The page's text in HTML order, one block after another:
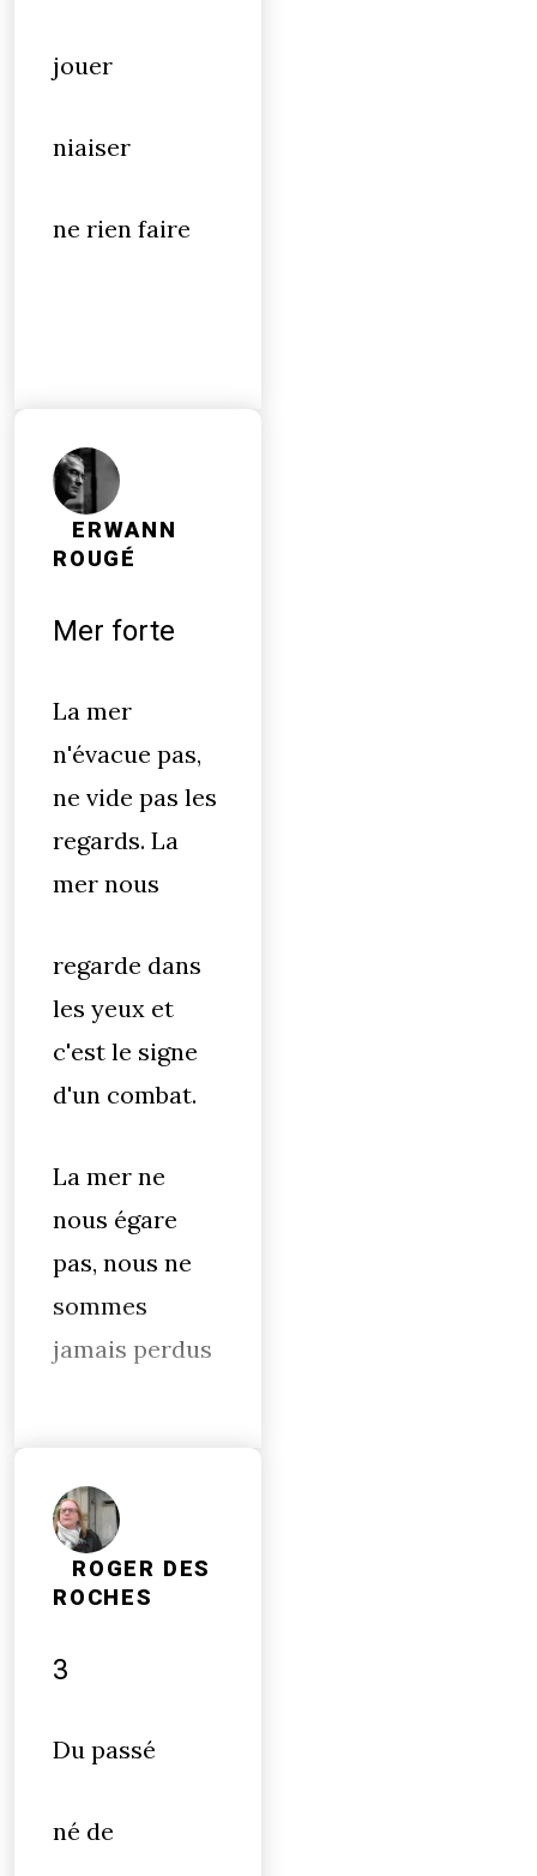
jouer
niaiser
ne rien faire
ERWANN
ROUGÉ
Mer forte
La mer
n'évacue pas,
ne vide pas les
regards. La
mer nous
regarde dans
les yeux et
c'est le signe
d'un combat.
La mer ne
nous égare
pas, nous ne
sommes
jamais perdus
ROGER DES
ROCHES
3
Du passé
né de